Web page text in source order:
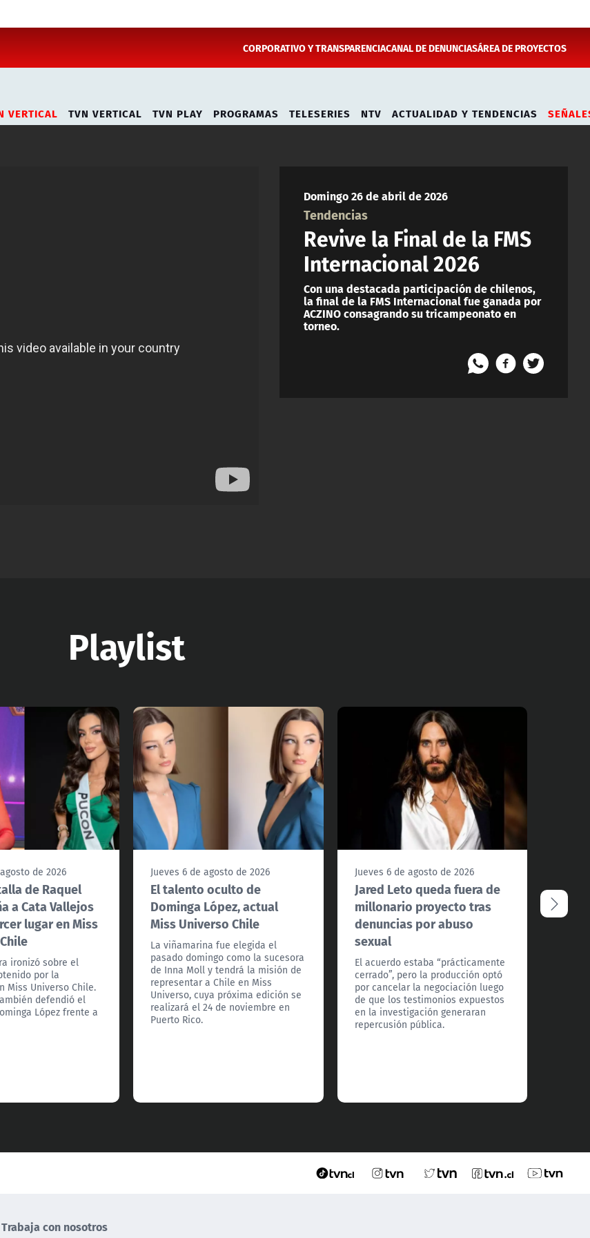
CORPORATIVO Y TRANSPARENCIACANAL DE DENUNCIASÁREA DE PROYECTOS
VERTICAL TVN VERTICAL TVN PLAY PROGRAMAS TELESERIES NTV ACTUALIDAD Y TENDENCIAS
Domingo 26 de abril de 2026
Tendencias
Revive la Final de la FMS
Internacional 2026
Con una destacada participación de chilenos,
la final de la FMS Internacional fue ganada por
ACZINO consagrando su tricampeonato en
torneo.
Playlist
de 2026
de Raquel
a Cata Vallejos
lugar en Miss
ironizó sobre el
por la
Miss Universo Chile.
defendió el
López frente a
Jueves 6 de agosto de 2026
El talento oculto de
Dominga López, actual
Miss Universo Chile
La viñamarina fue elegida el
pasado domingo como la sucesora
de Inna Moll y tendrá la misión de
representar a Chile en Miss
Universo, cuya próxima edición se
realizará el 24 de noviembre en
Puerto Rico.
Jueves 6 de agosto de 2026
Jared Leto queda fuera de
millonario proyecto tras
denuncias por abuso
sexual
El acuerdo estaba “prácticamente
cerrado”, pero la producción optó
por cancelar la negociación luego
de que los testimonios expuestos
en la investigación generaran
repercusión pública.
Trabaja con nosotros